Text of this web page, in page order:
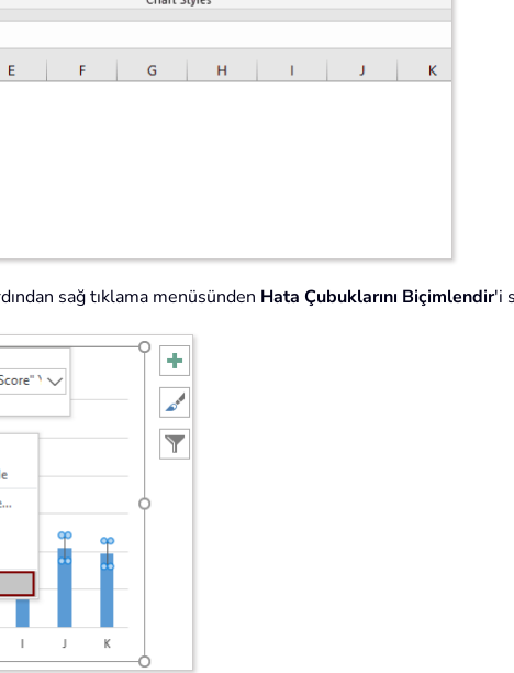
sağ tıklama menüsünden Hata Çubuklarını Biçimlendir'i